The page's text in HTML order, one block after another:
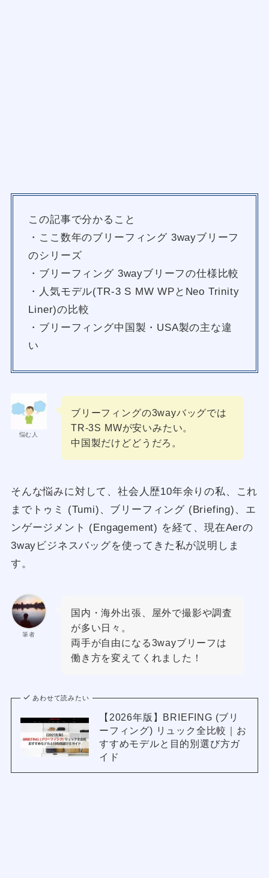
この記事で分かること
・ここ数年のブリーフィング 3wayブリーフ
のシリーズ
・ブリーフィング 3wayブリーフの仕様比較
・人気モデル(TR-3 S MW WPとNeo Trinity
Liner)の比較
・ブリーフィング中国製・USA製の主な違
い
悩む人
ブリーフィングの3wayバッグでは
TR-3S MWが安いみたい。
中国製だけどどうだろ。
そんな悩みに対して、社会人歴10年余りの私、これ
までトゥミ (Tumi)、ブリーフィング (Briefing)、エ
ンゲージメント (Engagement) を経て、現在Aerの
3wayビジネスバッグを使ってきた私が説明しま
す。
筆者
国内・海外出張、屋外で撮影や調査
が多い日々。
両手が自由になる3wayブリーフは
働き方を変えてくれました！
あわせて読みたい
【2026年版】BRIEFING (ブリ
ーフィング) リュック全比較｜お
すすめモデルと目的別選び方ガ
イド